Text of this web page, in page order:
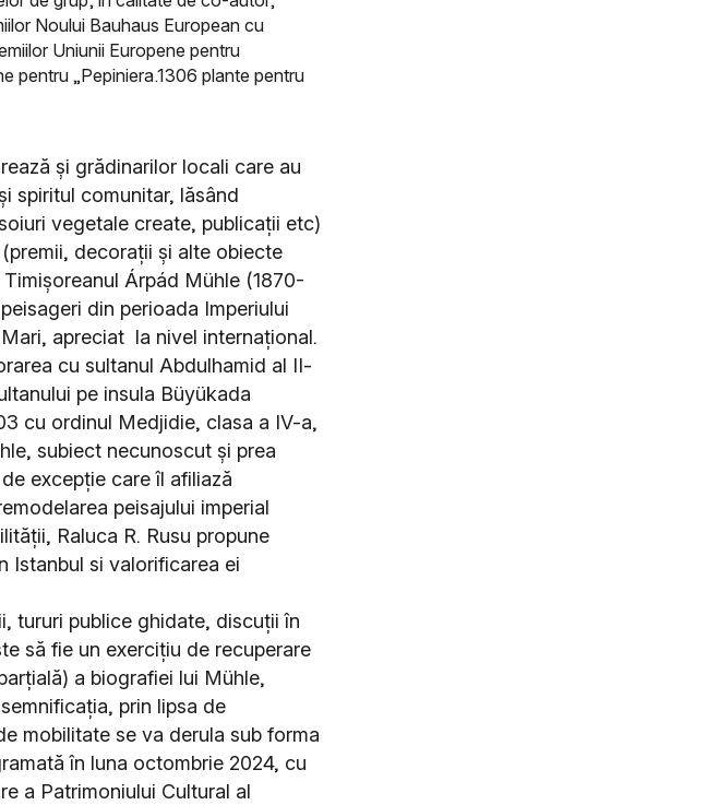
Noului Bauhaus European cu
Uniunii Europene pentru
pentru „Pepiniera.1306 plante pentru
și grădinarilor locali care au
spiritul comunitar, lăsând
vegetale create, publicații etc)
decorații și alte obiecte
Árpád Mühle (1870-
din perioada Imperiului
apreciat la nivel internațional.
cu sultanul Abdulhamid al II‐
pe insula Büyükada
cu ordinul Medjidie, clasa a IV-a,
subiect necunoscut și prea
excepție care îl afiliază
peisajului imperial
Raluca R. Rusu propune
Istanbul si valorificarea ei
tururi publice ghidate, discuții în
să fie un exercițiu de recuperare
a biografiei lui Mühle,
prin lipsa de
mobilitate se va derula sub forma
în luna octombrie 2024, cu
a Patrimoniului Cultural al